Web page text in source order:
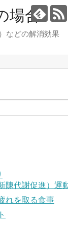
場合
などの解消効果